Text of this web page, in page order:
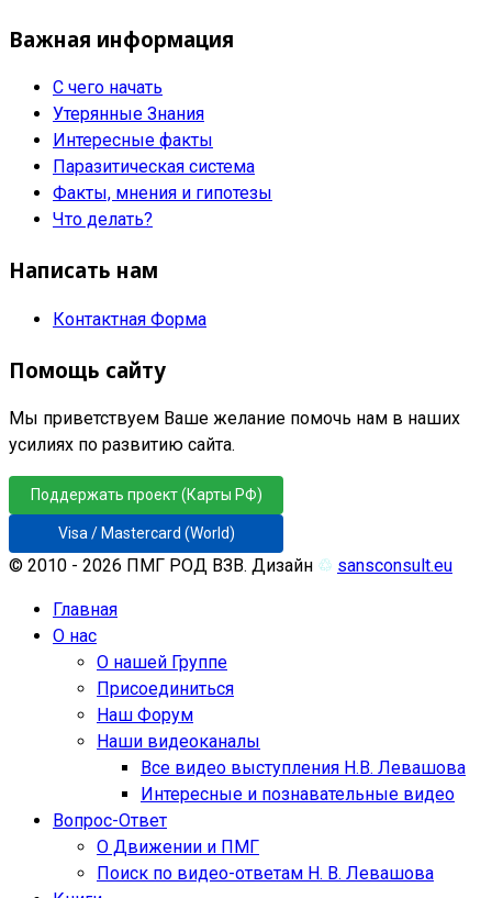
Важная информация
С чего начать
Утерянные Знания
Интересные факты
Паразитическая система
Факты, мнения и гипотезы
Что делать?
Написать нам
Контактная Форма
Помощь сайту
Мы приветствуем Ваше желание помочь нам в наших
усилиях по развитию сайта.
Поддержать проект (Карты РФ)
Visa / Mastercard (World)
© 2010 - 2026 ПМГ РОД ВЗВ. Дизайн ♲ sansconsult.eu
Главная
О нас
О нашей Группе
Присоединиться
Наш Форум
Наши видеоканалы
Все видео выступления Н.В. Левашова
Интересные и познавательные видео
Вопрос-Ответ
О Движении и ПМГ
Поиск по видео-ответам Н. В. Левашова